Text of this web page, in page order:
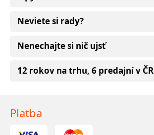
Neviete si rady?
Nenechajte si nič ujsť
12 rokov na trhu, 6 predajní v ČR
Platba